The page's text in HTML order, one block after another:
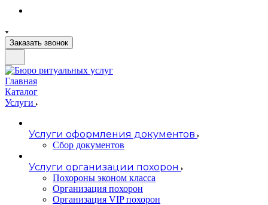
Заказать звонок
Главная
Каталог
Услуги
Услуги оформления документов
Сбор документов
Услуги организации похорон
Похороны эконом класса
Организация похорон
Организация VIP похорон